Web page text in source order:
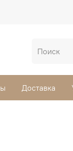
Доставка